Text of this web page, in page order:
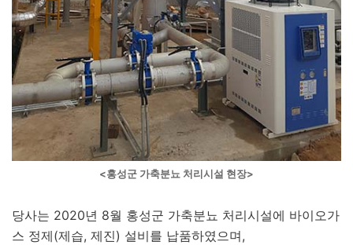
<홍성군 가축분뇨 처리시설 현장>
당사는 2020년 8월 홍성군 가축분뇨 처리시설에 바이오가
스 정제(제습, 제진) 설비를 납품하였으며,